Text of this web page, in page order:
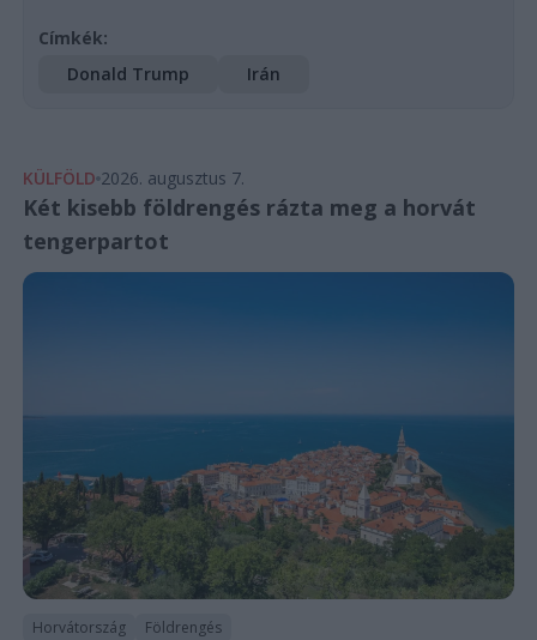
Címkék:
Donald Trump
Irán
KÜLFÖLD 2026. augusztus 7.
Két kisebb földrengés rázta meg a horvát
tengerpartot
Horvátország Földrengés